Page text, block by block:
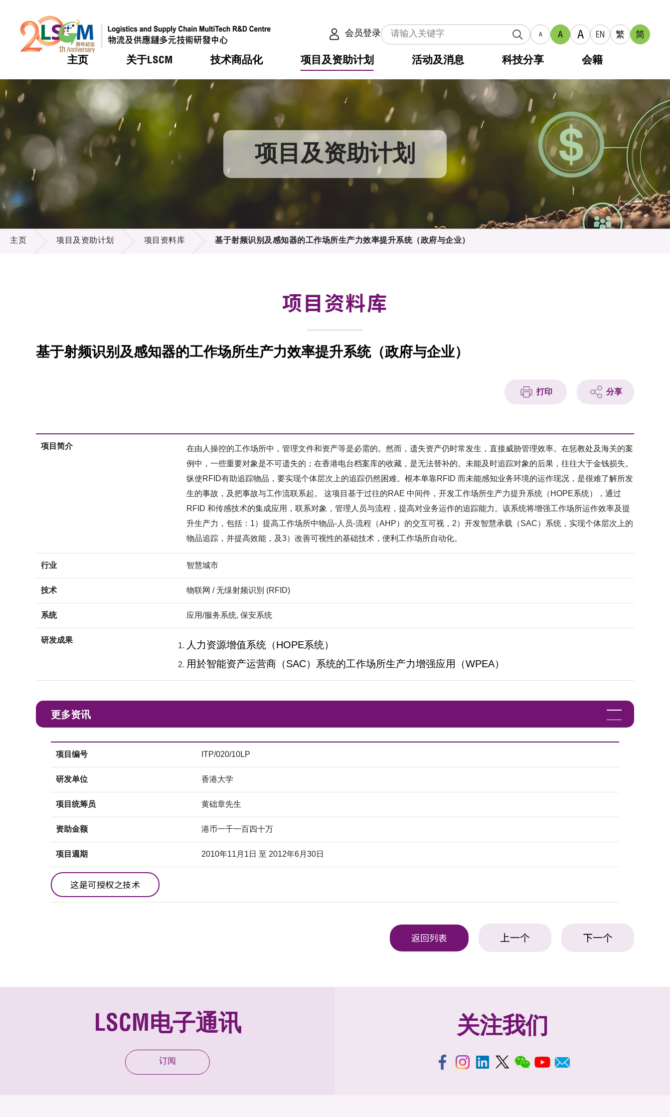
会员登录 A A A EN 繁 简
主页 关于LSCM
热门
LSCM 动向
机构简介
服务范畴
组织架构
供应商登记
技术商品化
热门
LSCM 动向
服务
应用于公共服务之创新技术
项目及资助计划
热门
LSCM 动向
合作计划
资助计划
项目资料库
活动及消息
热门
LSCM 动向
活动
业界活动
奖项
多媒体
出版刊物
科技分享 会籍
热门
LSCM 动向
会籍及服务
会员列表
项目及资助计划
项目及资助计划
主页 项目及资助计划 项目资料库 基于射频识别及感知器的工作场所生产力效率提升系统（政府与企业）
项目资料库
基于射频识别及感知器的工作场所生产力效率提升系统（政府与企业）
打印 分享
项目简介
在由人操控的工作场所中，管理文件和资产等是必需的。然而，遗失资产仍时常发生，直接威胁管理效率。在惩教处及海关的案
例中，一些重要对象是不可遗失的；在香港电台档案库的收藏，是无法替补的。未能及时追踪对象的后果，往往大于金钱损失。
纵使RFID有助追踪物品，要实现个体层次上的追踪仍然困难。根本单靠RFID 而未能感知业务环境的运作现况，是很难了解所发
生的事故，及把事故与工作流联系起。 这项目基于过往的RAE 中间件，开发工作场所生产力提升系统（HOPE系统），通过
RFID 和传感技术的集成应用，联系对象，管理人员与流程，提高对业务运作的追踪能力。该系统将增强工作场所运作效率及提
升生产力，包括：1）提高工作场所中物品-人员-流程（AHP）的交互可视，2）开发智慧承载（SAC）系统，实现个体层次上的
物品追踪，并提高效能，及3）改善可视性的基础技术，便利工作场所自动化。
行业 智慧城市
技术 物联网 / 无缐射频识別 (RFID)
系统 应用/服务系统, 保安系统
研发成果
人力资源增值系统（HOPE系统）
用於智能资产运营商（SAC）系统的工作场所生产力增强应用（WPEA）
更多资讯
项目编号 ITP/020/10LP
研发单位 香港大学
项目统筹员 黄础章先生
资助金额 港币一千一百四十万
项目週期 2010年11月1日 至 2012年6月30日
这是可授权之技术
返回列表 上一个 下一个
LSCM电子通讯
订阅
关注我们